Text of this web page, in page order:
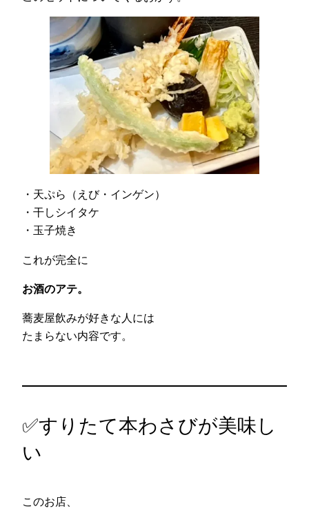
・天ぷら（えび・インゲン）
・干しシイタケ
・玉子焼き
これが完全に
お酒のアテ。
蕎麦屋飲みが好きな人には
たまらない内容です。
✅すりたて本わさびが美味し
い
このお店、